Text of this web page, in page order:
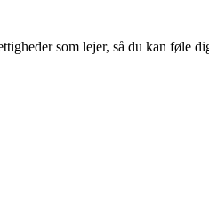
som lejer, så du kan føle